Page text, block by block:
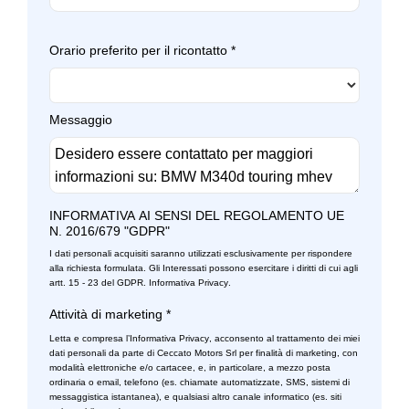
Sistema di riconoscimento stanchezza guidatore
Tappetini
Vetri oscurati
Volante multifunzionale
Volante sportivo
Protezione antiurto laterale integrata
Sedili abbattibili
Sedili sportivi
Selettore stile di guida
Sensore pioggia
Orario preferito per il ricontatto *
Messaggio
INFORMATIVA AI SENSI DEL REGOLAMENTO UE
N. 2016/679 "GDPR"
I dati personali acquisiti saranno utilizzati esclusivamente per rispondere
alla richiesta formulata. Gli Interessati possono esercitare i diritti di cui agli
artt. 15 - 23 del GDPR.
Informativa Privacy.
Attività di marketing *
Letta e compresa l’ Informativa Privacy, acconsento al trattamento dei miei
dati personali da parte di Ceccato Motors Srl per finalità di marketing, con
modalità elettroniche e/o cartacee, e, in particolare, a mezzo posta
ordinaria o email, telefono (es. chiamate automatizzate, SMS, sistemi di
messaggistica istantanea), e qualsiasi altro canale informatico (es. siti